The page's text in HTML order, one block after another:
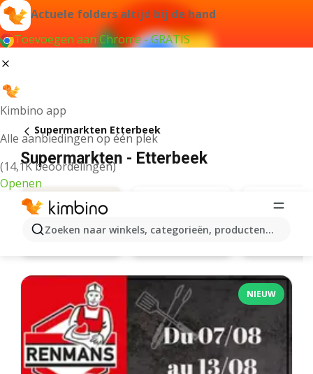
Actuele folders altijd bij de hand
Toevoegen aan Chrome - GRATIS
Kimbino app
Alle aanbiedingen op één plek
(14,1K beoordelingen)
Openen
Zoeken naar winkels, categorieën, producten...
Supermarkten Etterbeek
Supermarkten - Etterbeek
Carrefour
NIEUW